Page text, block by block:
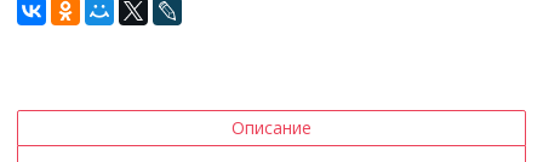
Описание